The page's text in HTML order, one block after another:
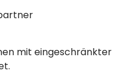
mit eingeschränkter